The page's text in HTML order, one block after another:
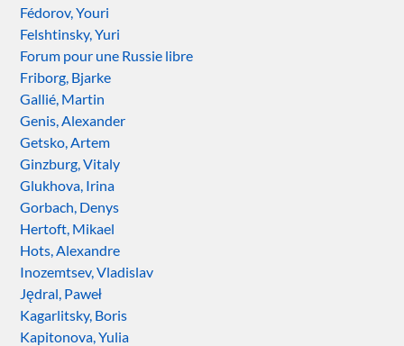
Fédorov, Youri
Felshtinsky, Yuri
Forum pour une Russie libre
Friborg, Bjarke
Gallié, Martin
Genis, Alexander
Getsko, Artem
Ginzburg, Vitaly
Glukhova, Irina
Gorbach, Denys
Hertoft, Mikael
Hots, Alexandre
Inozemtsev, Vladislav
Jędral, Paweł
Kagarlitsky, Boris
Kapitonova, Yulia